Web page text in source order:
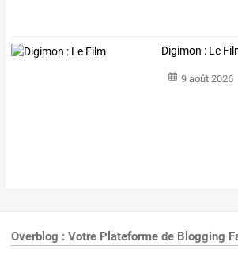
Digimon : Le
9 août 2026
Overblog : Votre Plateforme de Blogging